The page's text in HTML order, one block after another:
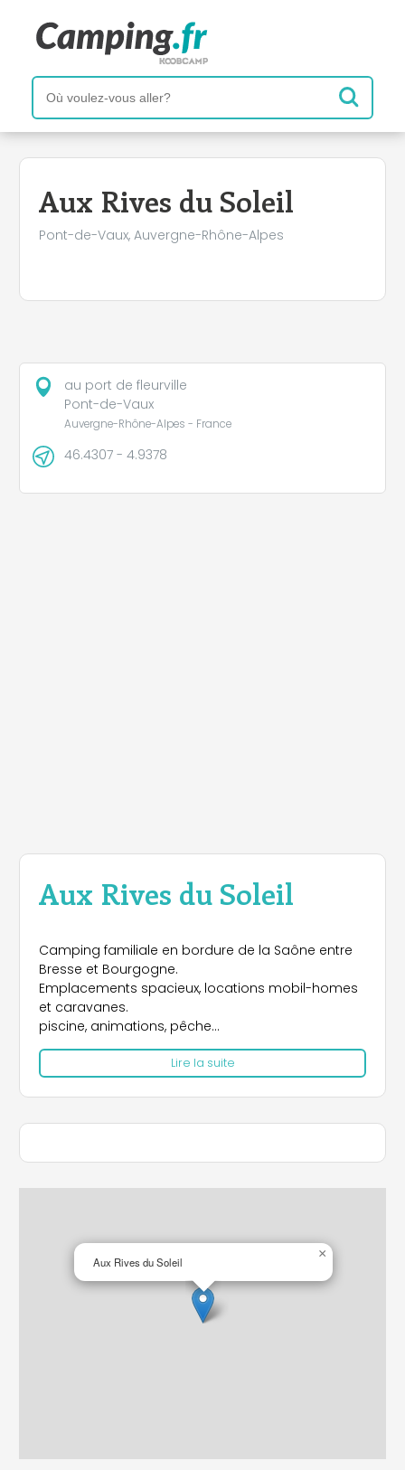
Aux Rives du Soleil
Pont-de-Vaux, Auvergne-Rhône-Alpes
Aux Rives du Soleil
Camping familiale en bordure de la Saône entre
Bresse et Bourgogne.
Emplacements spacieux, locations mobil-homes
et caravanes.
piscine, animations, pêche
région réputée pour sa gastronomie.
Lire la suite
Aux Rives du Soleil
×
+
−
au port de fleurville
Pont-de-Vaux
Auvergne-Rhône-Alpes - France
46.4307 - 4.9378